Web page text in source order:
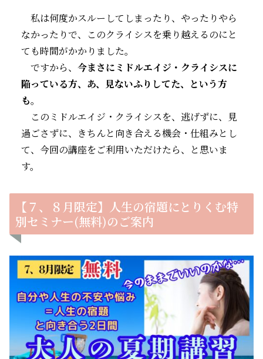
私は何度かスルーしてしまったり、やったりやら
なかったりで、このクライシスを乗り越えるのにと
ても時間がかかりました。
ですから、 今まさにミドルエイジ・クライシスに
陥っている方、あ、見ないふりしてた、という方
も。
このミドルエイジ・クライシスを、逃げずに、見
過ごさずに、きちんと向き合える機会・仕組みとし
て、今回の講座をご利用いただけたら、と思いま
す。
【７、８月限定】人生の宿題にとりくむ特
別セミナー(無料)のご案内